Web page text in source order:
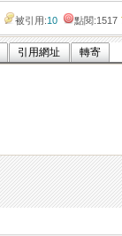
被引用:10 點閱:1517
引用網址 轉寄